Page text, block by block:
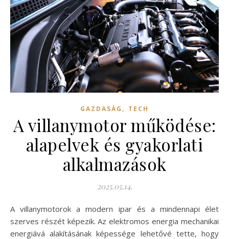
GAZDASÁG , TECH
A villanymotor működése:
alapelvek és gyakorlati
alkalmazások
2025.05.14.
A villanymotorok a modern ipar és a mindennapi élet
szerves részét képezik. Az elektromos energia mechanikai
energiává alakításának képessége lehetővé tette, hogy